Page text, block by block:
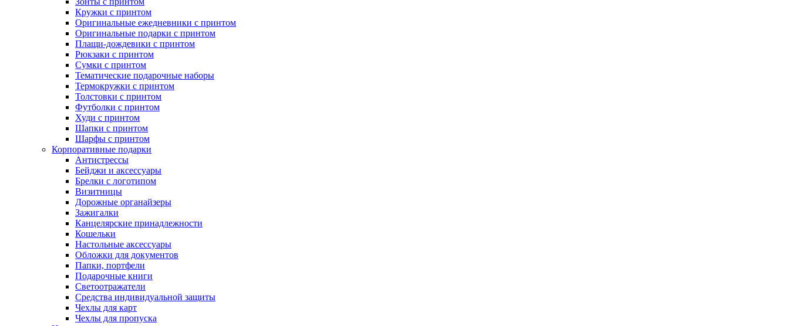
Кружки с принтом
Оригинальные ежедневники с принтом
Оригинальные подарки с принтом
Плащи-дождевики с принтом
Рюкзаки с принтом
Сумки с принтом
Тематические подарочные наборы
Термокружки с принтом
Толстовки с принтом
Футболки с принтом
Худи с принтом
Шапки с принтом
Шарфы с принтом
Корпоративные подарки
Антистрессы
Бейджи и аксессуары
Брелки с логотипом
Визитницы
Дорожные органайзеры
Зажигалки
Канцелярские принадлежности
Кошельки
Настольные аксессуары
Обложки для документов
Папки, портфели
Подарочные книги
Светоотражатели
Средства индивидуальной защиты
Чехлы для карт
Чехлы для пропуска